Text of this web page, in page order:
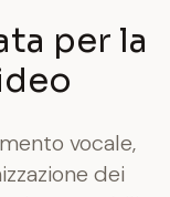
per la
vocale,
dei